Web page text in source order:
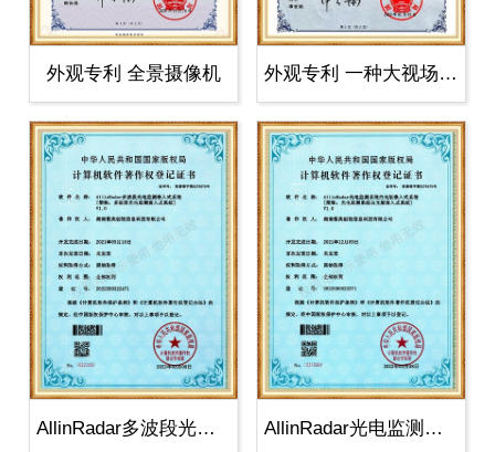
外观专利 全景摄像机 外观专利 一种大视场红外成像设备
AllinRadar多波段光电监测 AllinRadar光电监测系统白